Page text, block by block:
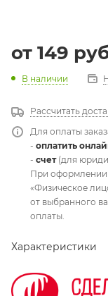
от 149
В наличии
Рассчитать
Для оплаты
- оплатить
- счет(для
При оформлении
«Физическое
от выбранного
оплаты.
Характеристики